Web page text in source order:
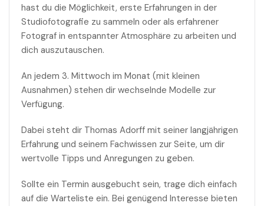
hast du die Möglichkeit, erste Erfahrungen in der
Studiofotografie zu sammeln oder als erfahrener
Fotograf in entspannter Atmosphäre zu arbeiten und
dich auszutauschen.
An jedem 3. Mittwoch im Monat (mit kleinen
Ausnahmen) stehen dir wechselnde Modelle zur
Verfügung.
Dabei steht dir Thomas Adorff mit seiner langjährigen
Erfahrung und seinem Fachwissen zur Seite, um dir
wertvolle Tipps und Anregungen zu geben.
Sollte ein Termin ausgebucht sein, trage dich einfach
auf die Warteliste ein. Bei genügend Interesse bieten